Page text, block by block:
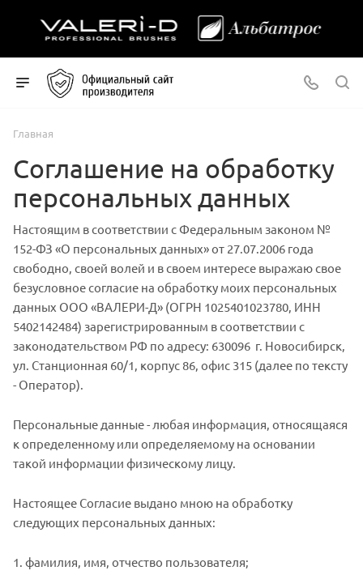
Главная
Соглашение на обработку
персональных данных
Настоящим в соответствии с Федеральным законом №
152-ФЗ «О персональных данных» от 27.07.2006 года
свободно, своей волей и в своем интересе выражаю свое
безусловное согласие на обработку моих персональных
данных ООО «ВАЛЕРИ-Д» (ОГРН 1025401023780, ИНН
5402142484) зарегистрированным в соответствии с
законодательством РФ по адресу: 630096 г. Новосибирск,
ул. Станционная 60/1, корпус 86, офис 315 (далее по тексту
- Оператор).
Персональные данные - любая информация, относящаяся
к определенному или определяемому на основании
такой информации физическому лицу.
Настоящее Согласие выдано мною на обработку
следующих персональных данных:
1. фамилия, имя, отчество пользователя;